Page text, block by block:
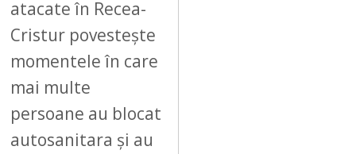
atacate în Recea-
Cristur povestește
momentele în care
mai multe
persoane au blocat
autosanitara și au